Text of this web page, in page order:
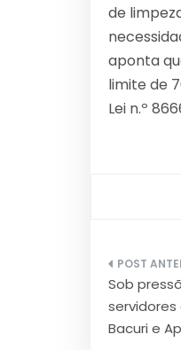
de
aponta
limite de
Lei n.º
de
Post
Sob
Bacuri e